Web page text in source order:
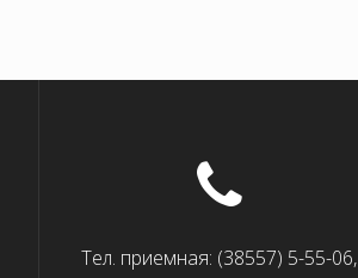
Тел. приемная: (38557) 5-55-06,